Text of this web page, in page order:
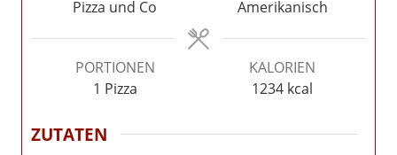
Pizza und Co
Amerikanisch
PORTIONEN
1 Pizza
KALORIEN
1234 kcal
ZUTATEN